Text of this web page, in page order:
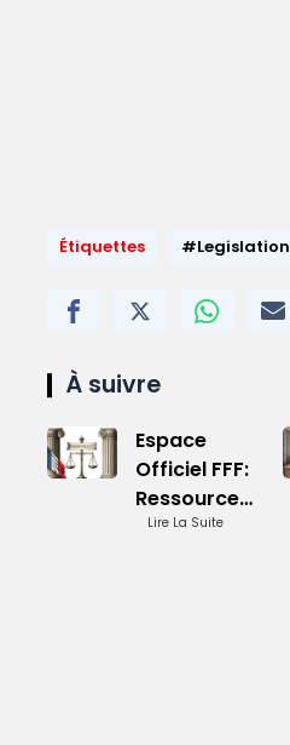
Étiquettes #Legislation
À suivre
Espace
Officiel FFF:
Ressources
Complètes
Lire La Suite